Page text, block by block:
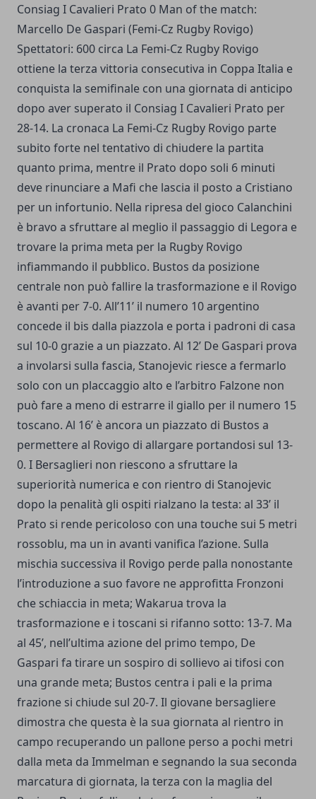
Consiag I Cavalieri Prato 0 Man of the match:
Marcello De Gaspari (Femi-Cz Rugby Rovigo)
Spettatori: 600 circa La Femi-Cz Rugby Rovigo
ottiene la terza vittoria consecutiva in Coppa Italia e
conquista la semifinale con una giornata di anticipo
dopo aver superato il Consiag I Cavalieri Prato per
28-14. La cronaca La Femi-Cz Rugby Rovigo parte
subito forte nel tentativo di chiudere la partita
quanto prima, mentre il Prato dopo soli 6 minuti
deve rinunciare a Mafi che lascia il posto a Cristiano
per un infortunio. Nella ripresa del gioco Calanchini
è bravo a sfruttare al meglio il passaggio di Legora e
trovare la prima meta per la Rugby Rovigo
infiammando il pubblico. Bustos da posizione
centrale non può fallire la trasformazione e il Rovigo
è avanti per 7-0. All’11’ il numero 10 argentino
concede il bis dalla piazzola e porta i padroni di casa
sul 10-0 grazie a un piazzato. Al 12’ De Gaspari prova
a involarsi sulla fascia, Stanojevic riesce a fermarlo
solo con un placcaggio alto e l’arbitro Falzone non
può fare a meno di estrarre il giallo per il numero 15
toscano. Al 16’ è ancora un piazzato di Bustos a
permettere al Rovigo di allargare portandosi sul 13-
0. I Bersaglieri non riescono a sfruttare la
superiorità numerica e con rientro di Stanojevic
dopo la penalità gli ospiti rialzano la testa: al 33’ il
Prato si rende pericoloso con una touche sui 5 metri
rossoblu, ma un in avanti vanifica l’azione. Sulla
mischia successiva il Rovigo perde palla nonostante
l’introduzione a suo favore ne approfitta Fronzoni
che schiaccia in meta; Wakarua trova la
trasformazione e i toscani si rifanno sotto: 13-7. Ma
al 45’, nell’ultima azione del primo tempo, De
Gaspari fa tirare un sospiro di sollievo ai tifosi con
una grande meta; Bustos centra i pali e la prima
frazione si chiude sul 20-7. Il giovane bersagliere
dimostra che questa è la sua giornata al rientro in
campo recuperando un pallone perso a pochi metri
dalla meta da Immelman e segnando la sua seconda
marcatura di giornata, la terza con la maglia del